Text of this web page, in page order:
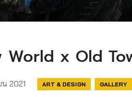
World x Old
2021 ART & DESIGN GALLERY